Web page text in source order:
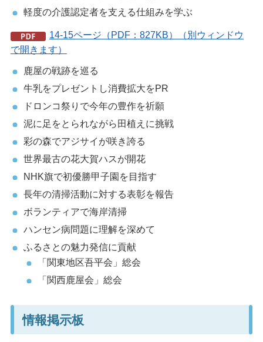
軽度の介護認定者を支える仕組みを学ぶ
14-15ページ（PDF：827KB）（別ウィンドウ
で開きます）
鹿屋の戦跡を巡る
牛乳をプレゼントし消費拡大をPR
ドロンコ祭りで今年の豊作を祈願
泥に足をとられながら田植えに挑戦
彩の森でアジサイが咲き誇る
世界最古の花大賀ハスが開花
NHK旗で初優勝甲子園を目指す
長年の清掃活動に対する表彰を報告
ボランティアで海岸清掃
ハンセン病問題に理解を深めて
ふるさとの魅力発信に貢献
「関東地区吾平会」総会
「関西鹿屋会」総会
情報掲示板